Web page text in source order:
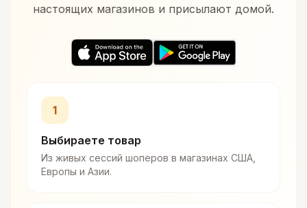
настоящих магазинов и присылают домой.
1
Выбираете товар
Из живых сессий шоперов в магазинах США,
Европы и Азии.